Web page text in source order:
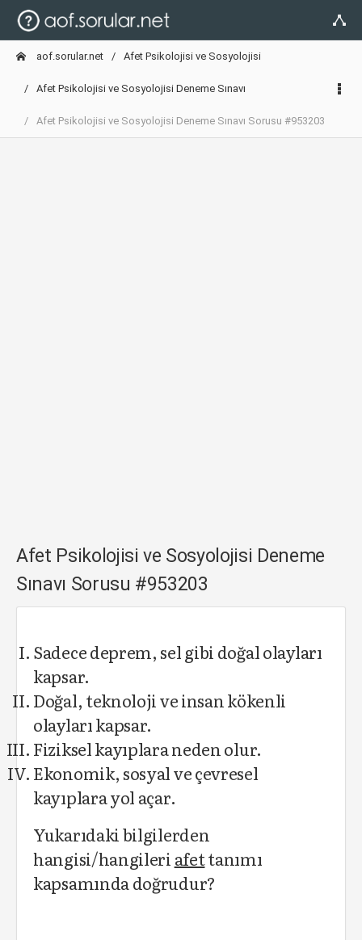
aof.sorular.net Afet Psikolojisi ve Sosyolojisi
Afet Psikolojisi ve Sosyolojisi Deneme Sınavı
Afet Psikolojisi ve Sosyolojisi Deneme Sınavı Sorusu #953203
Afet Psikolojisi ve Sosyolojisi Deneme
Sınavı Sorusu #953203
Sadece deprem, sel gibi doğal olayları
kapsar.
Doğal, teknoloji ve insan kökenli
olayları kapsar.
Fiziksel kayıplara neden olur.
Ekonomik, sosyal ve çevresel
kayıplara yol açar.
Yukarıdaki bilgilerden
hangisi/hangileri afettanımı
kapsamında doğrudur?